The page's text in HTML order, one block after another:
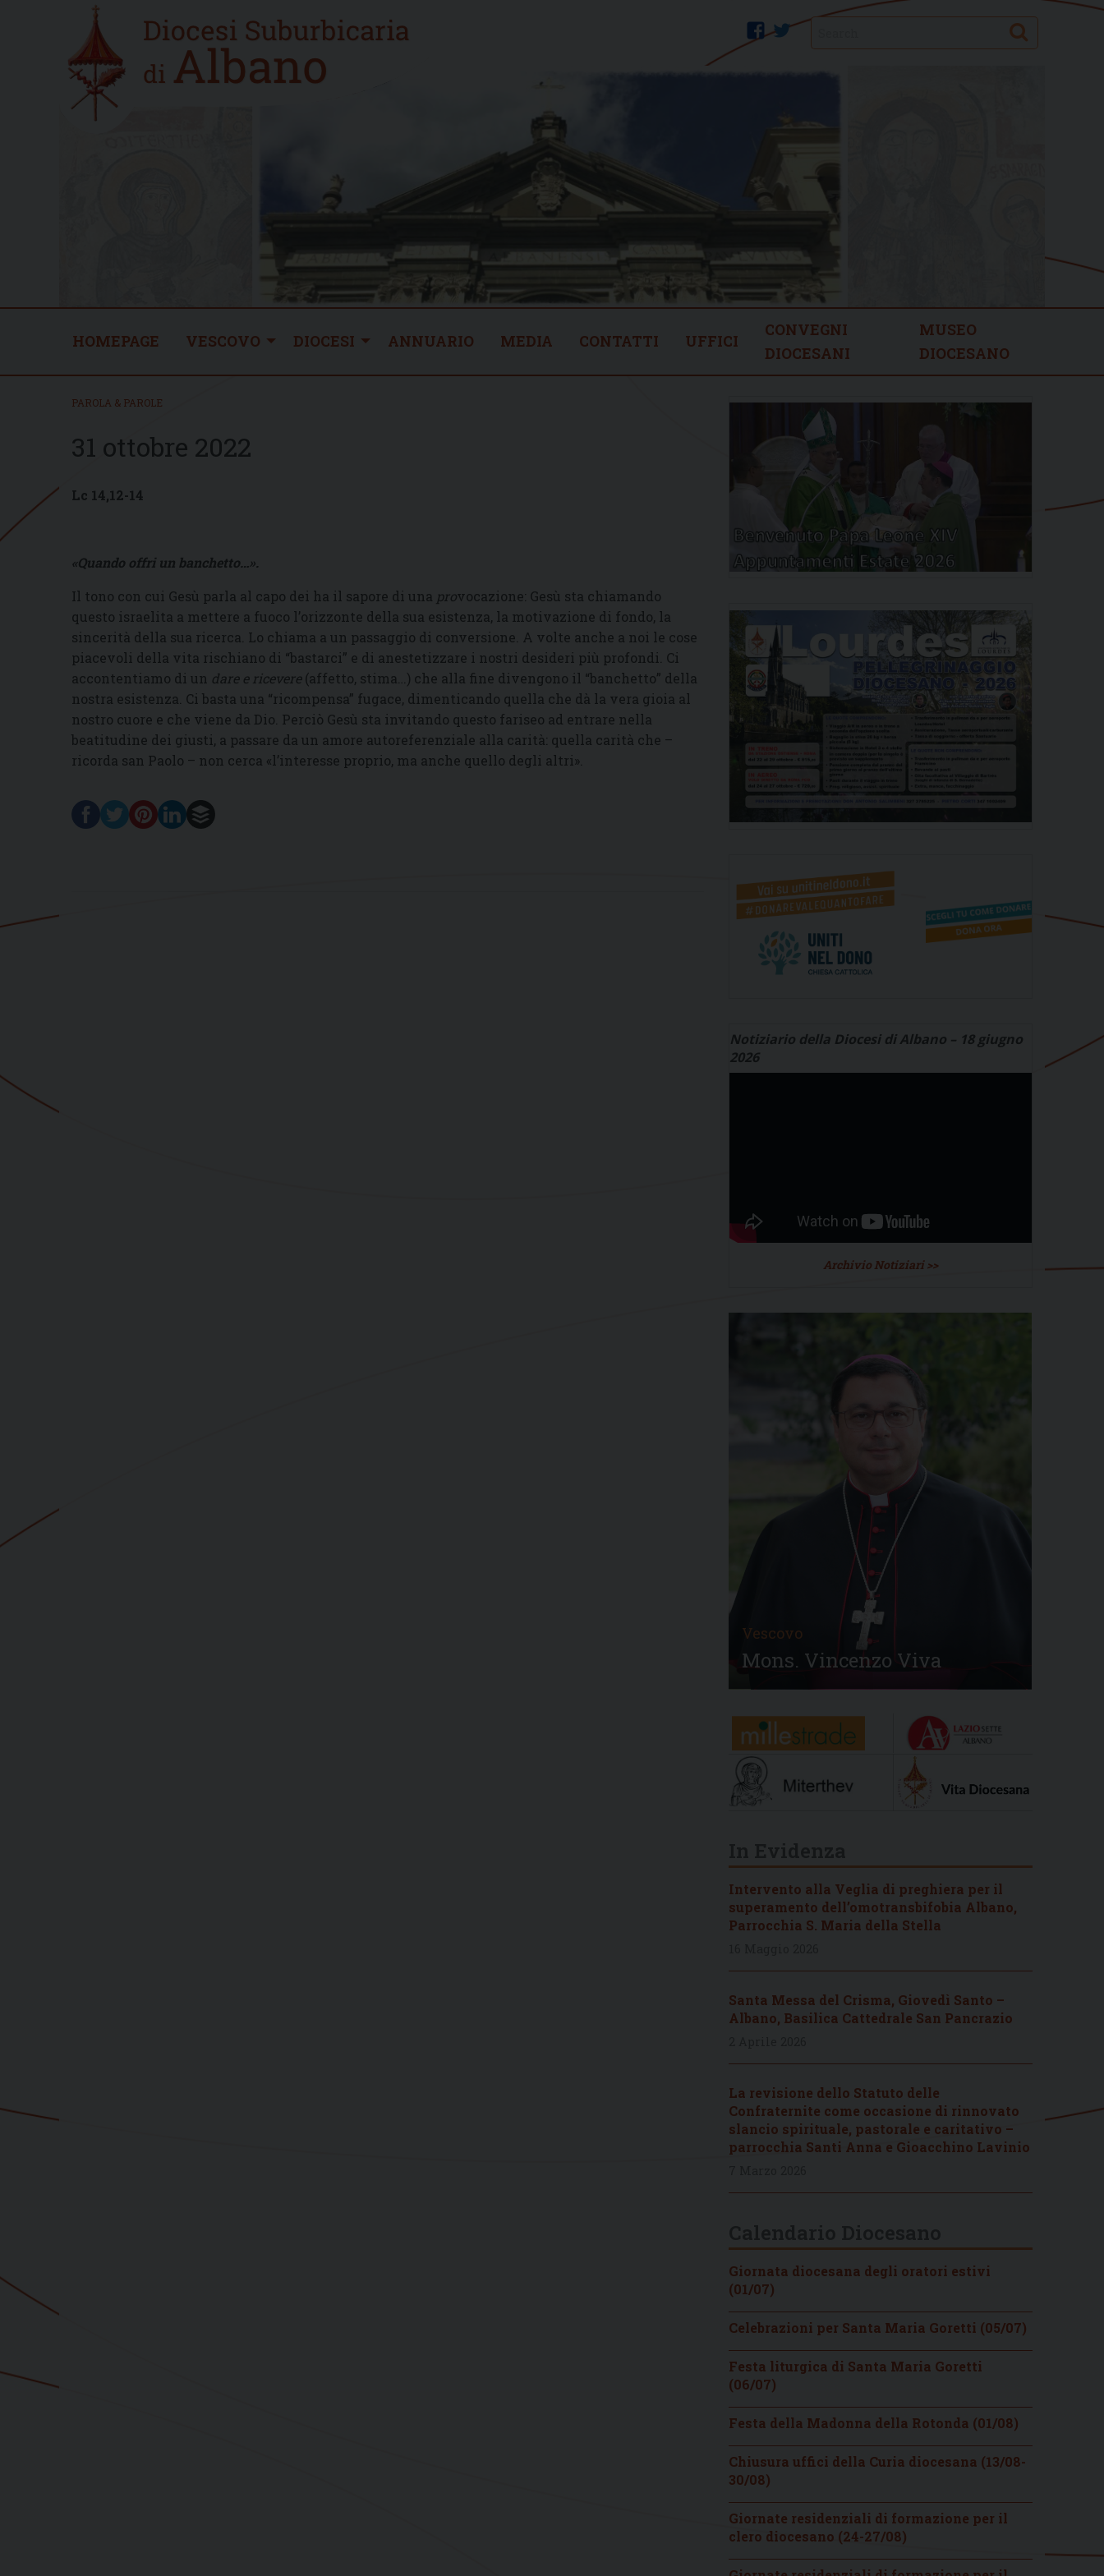
Home
new
twitter
facebook Search
HOMEPAGE VESCOVO DIOCESI ANNUARIO MEDIA CONTATTI UFFICI
CONVEGNI
DIOCESANI
MUSEO
DIOCESANO
PAROLA & PAROLE
31 ottobre 2022
Lc 14,12-14
«Quando offri un banchetto…».
Il tono con cui Gesù parla al capo dei ha il sapore di una provocazione: Gesù sta chiamando
questo israelita a mettere a fuoco l’orizzonte della sua esistenza, la motivazione di fondo, la
sincerità della sua ricerca. Lo chiama a un passaggio di conversione. A volte anche a noi le cose
piacevoli della vita rischiano di “bastarci” e di anestetizzare i nostri desideri più profondi. Ci
accontentiamo di un dare e ricevere(affetto, stima…) che alla fine divengono il “banchetto” della
nostra esistenza. Ci basta una “ricompensa” fugace, dimenticando quella che dà la vera gioia al
nostro cuore e che viene da Dio. Perciò Gesù sta invitando questo fariseo ad entrare nella
beatitudine dei giusti, a passare da un amore autoreferenziale alla carità: quella carità che –
ricorda san Paolo – non cerca «l’interesse proprio, ma anche quello degli altri».
Notiziario della Diocesi di Albano – 18 giugno
2026
Archivio Notiziari >>
Vescovo
Mons. Vincenzo Viva
Intervento alla Veglia di preghiera per il
superamento dell’omotransbifobia Albano,
Parrocchia S. Maria della Stella
Santa Messa del Crisma, Giovedì Santo –
Albano, Basilica Cattedrale San Pancrazio
La revisione dello Statuto delle
Confraternite come occasione di rinnovato
slancio spirituale, pastorale e caritativo –
parrocchia Santi Anna e Gioacchino Lavinio
Giornata diocesana degli oratori estivi
(01/07)
Celebrazioni per Santa Maria Goretti (05/07)
Festa liturgica di Santa Maria Goretti
(06/07)
Festa della Madonna della Rotonda (01/08)
Chiusura uffici della Curia diocesana (13/08-
30/08)
Giornate residenziali di formazione per il
clero diocesano (24-27/08)